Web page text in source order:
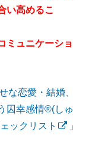
い高めるこ
ミュニケーショ
な恋愛・結婚、
囚幸感情®(しゅ
ックリスト
」